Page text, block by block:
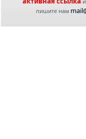
пишите нам